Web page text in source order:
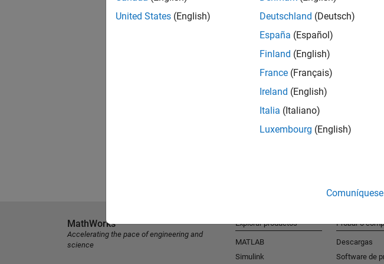
United States (English)
Deutschland (Deutsch)
España (Español)
Finland (English)
France (Français)
Ireland (English)
Italia (Italiano)
Luxembourg (English)
MathWorks
Accelerating the pace of engineering and
science
Explorar productos
MATLAB
Simulink
Probar o
Descargas
Software de